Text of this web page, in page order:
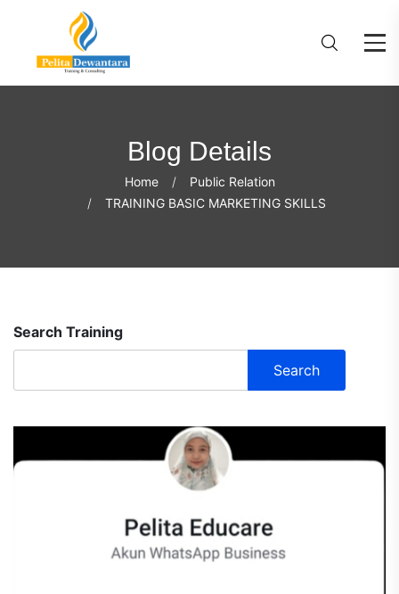
Blog Details
Home
Public Relation
TRAINING BASIC MARKETING SKILLS
Search Training
Search